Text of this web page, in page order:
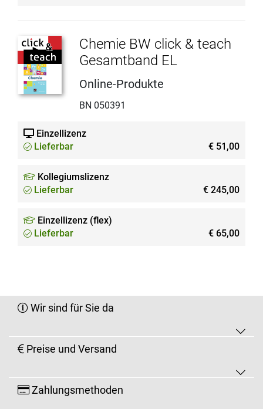
Chemie BW click & teach
Gesamtband EL
Online-Produkte
BN 050391
Einzellizenz
Lieferbar
€ 51,00
Kollegiumslizenz
Lieferbar
€ 245,00
Einzellizenz (flex)
Lieferbar
€ 65,00
Wir sind für Sie da
Preise und Versand
Zahlungsmethoden